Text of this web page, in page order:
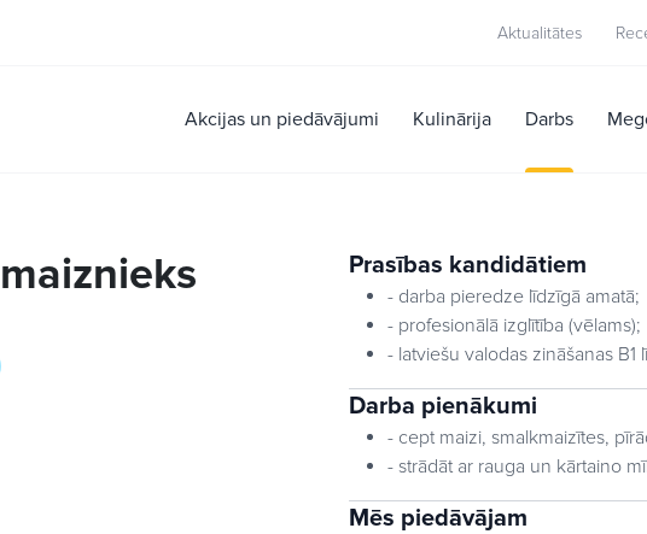
Aktualitātes
Akcijas un piedāvājumi Kulinārija Darbs
Prasības kandidātiem
- darba pieredze līdzīgā amatā;
- profesionālā izglītība (vēlams);
- latviešu valodas zināšanas B1
Darba pienākumi
- cept maizi, smalkmaizītes,
- strādāt ar rauga un kārtaino
Mēs piedāvājam